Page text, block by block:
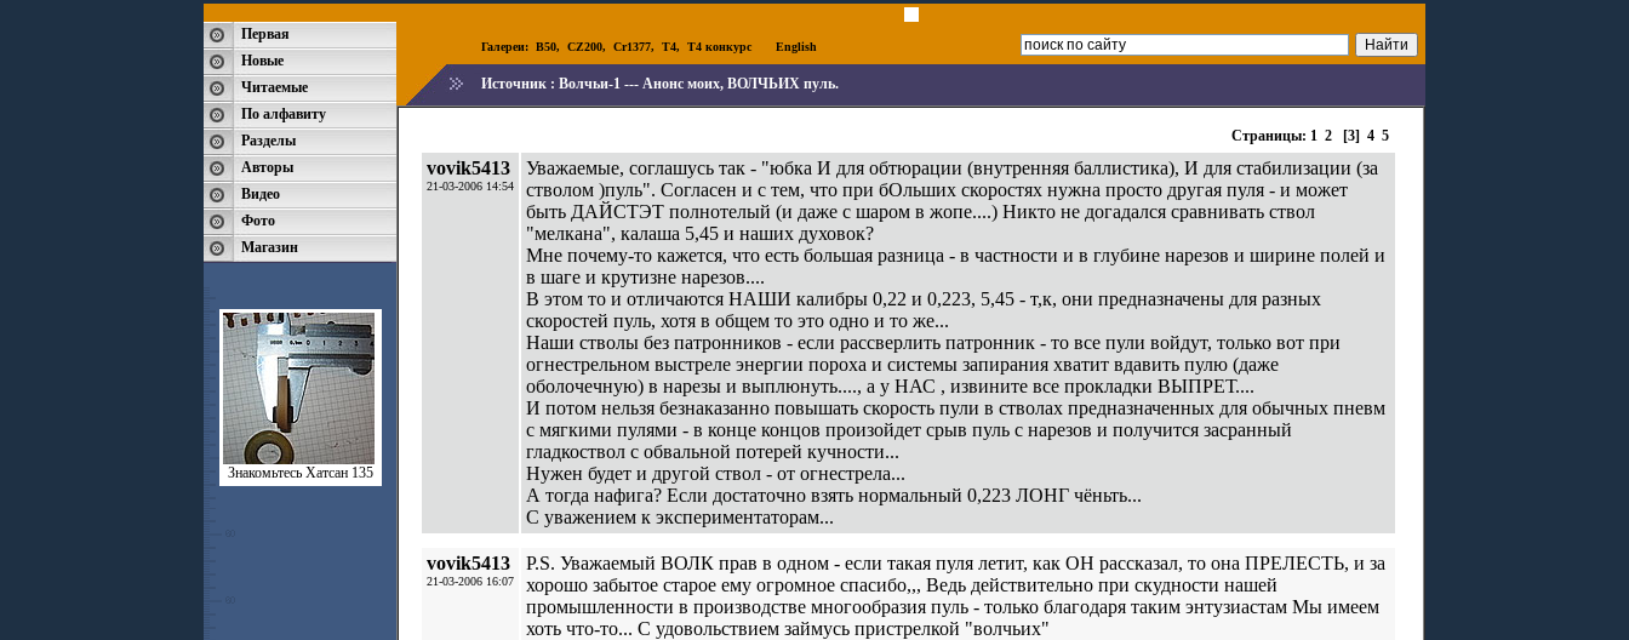
Первая
Новые
Читаемые
По алфавиту
Разделы
Авторы
Видео
Фото
Магазин
Знакомьтесь Хатсан 135
Галереи: B50, CZ200, Cr1377, T4, T4 конкурс English
Источник : Волчьи-1 --- Анонс моих, ВОЛЧЬИХ пуль.
Страницы: 1 2 [3] 4 5
vovik5413
21-03-2006 14:54
Уважаемые, соглашусь так - "юбка И для обтюрации (внутренняя баллистика), И для стабилизации (за
стволом )пуль". Согласен и с тем, что при бОльших скоростях нужна просто другая пуля - и может
быть ДАЙСТЭТ полнотелый (и даже с шаром в жопе....) Никто не догадался сравнивать ствол
"мелкана", калаша 5,45 и наших духовок?
Мне почему-то кажется, что есть большая разница - в частности и в глубине нарезов и ширине полей и
в шаге и крутизне нарезов....
В этом то и отличаются НАШИ калибры 0,22 и 0,223, 5,45 - т,к, они предназначены для разных
скоростей пуль, хотя в общем то это одно и то же...
Наши стволы без патронников - если рассверлить патронник - то все пули войдут, только вот при
огнестрельном выстреле энергии пороха и системы запирания хватит вдавить пулю (даже
оболочечную) в нарезы и выплюнуть...., а у НАС , извините все прокладки ВЫПРЕТ....
И потом нельзя безнаказанно повышать скорость пули в стволах предназначенных для обычных пневм
с мягкими пулями - в конце концов произойдет срыв пуль с нарезов и получится засранный
гладкоствол с обвальной потерей кучности...
Нужен будет и другой ствол - от огнестрела...
А тогда нафига? Если достаточно взять нормальный 0,223 ЛОНГ чёньть...
С уважением к экспериментаторам...
vovik5413
21-03-2006 16:07
P.S. Уважаемый ВОЛК прав в одном - если такая пуля летит, как ОН рассказал, то она ПРЕЛЕСТЬ, и за
хорошо забытое старое ему огромное спасибо,,, Ведь действительно при скудности нашей
промышленности в производстве многообразия пуль - только благодаря таким энтузиастам Мы имеем
хоть что-то... С удовольствием займусь пристрелкой "волчьих"